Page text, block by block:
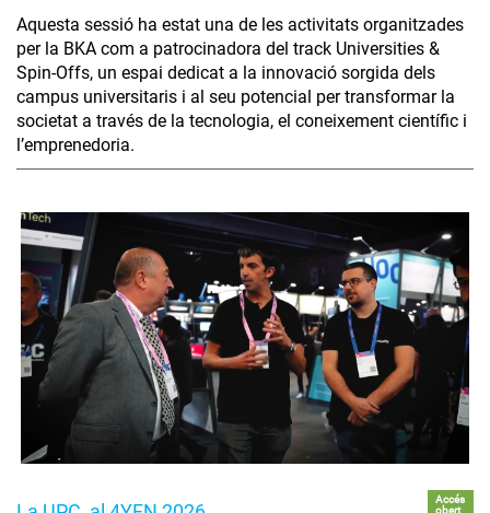
Aquesta sessió ha estat una de les activitats organitzades
per la BKA com a patrocinadora del track Universities &
Spin-Offs, un espai dedicat a la innovació sorgida dels
campus universitaris i al seu potencial per transformar la
societat a través de la tecnologia, el coneixement científic i
l’emprenedoria.
Accés